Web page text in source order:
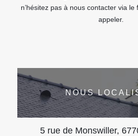
n’hésitez pas à nous contacter via
appeler.
NOUS
5 rue de Monswiller,